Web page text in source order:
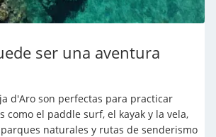
ser una aventura
d'Aro son perfectas para practicar
como el paddle surf, el kayak y la vela,
naturales y rutas de senderismo